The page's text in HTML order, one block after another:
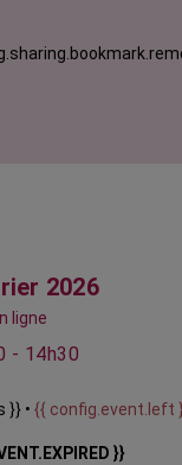
2026
ligne
- 14h30
}} • {{ config.event.left
}}